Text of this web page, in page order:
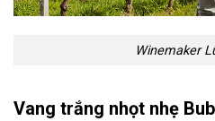
Winemaker
Vang trắng nhọt nhẹ